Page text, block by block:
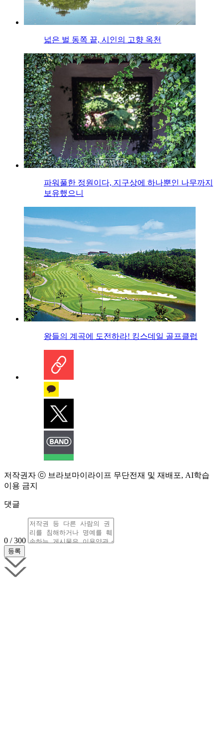
넓은 벌 동쪽 끝, 시인의 고향 옥천
파워풀한 정원이다, 지구상에 하나뿐인 나무까지
보유했으니
왕들의 계곡에 도전하라! 킹스데일 골프클럽
저작권자 ⓒ 브라보마이라이프 무단전재 및 재배포, AI학습
이용 금지
댓글
0 / 300